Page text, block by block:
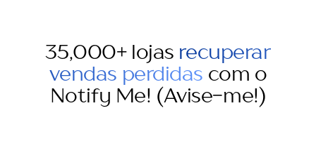
35,000+ lojas recuperar
vendas perdidas com o
Notify Me! (Avise-me!)